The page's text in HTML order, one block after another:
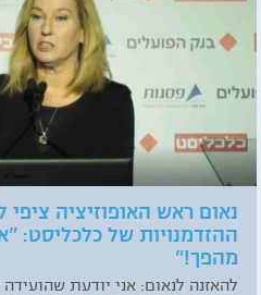
נאום ראש האופוזיציה ציפי
ההזדמנויות של כלכליסט:
מהפך!"
להאזנה לנאום: אני יודעת